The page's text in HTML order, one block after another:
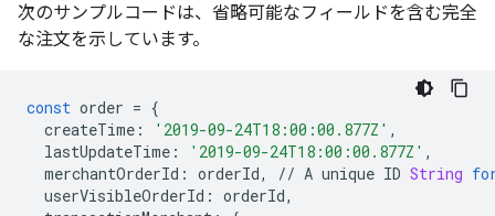
次のサンプルコードは、省略可能なフィールドを含む完全
な注文を示しています。
const order = {
createTime : '2019-09-24T18:00:00.877Z' ,
lastUpdateTime : '2019-09-24T18:00:00.877Z' ,
merchantOrderId : orderId, // A unique ID String
userVisibleOrderId : orderId,